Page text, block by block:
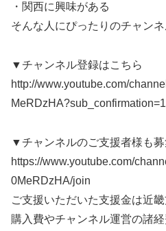
・関西に興味がある
そんな人にぴったりのチャンネ
▼チャンネル登録はこちら
http://www.youtube.com/
MeRDzHA?sub_confirmation=1
▼チャンネルのご支援者様も
https://www.youtube.com/
0MeRDzHA/join
ご支援いただいた支援金は近
購入費やチャンネル運営の諸